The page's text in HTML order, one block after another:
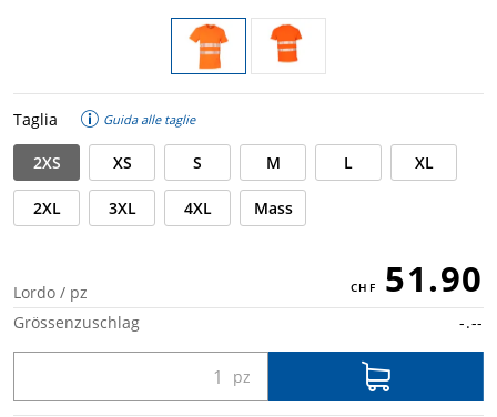
Taglia Guida alle taglie
2XS XS S M L XL
2XL 3XL 4XL Mass
Lordo / pz 51.90
Grössenzuschlag -.--